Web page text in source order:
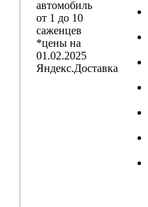
автомобиль
от 1 до 10
саженцев
*цены на
01.02.2025
Яндекс.Доставка